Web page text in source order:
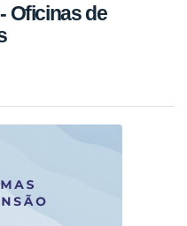
Oficinas de